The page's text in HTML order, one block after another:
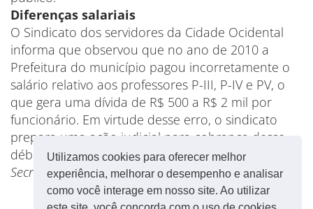
Utilizamos cookies para oferecer melhor
experiência, melhorar o desempenho e analisar
como você interage em nosso site. Ao utilizar
Diferenças salariais
O Sindicato dos servidores da Cidade Ocidental
informa que observou que no ano de 2010 a
Prefeitura do município pagou incorretamente o
salário relativo aos professores P-III, P-IV e PV, o
que gera uma dívida de R$ 500 a R$ 2 mil por
funcionário. Em virtude desse erro, o sindicato
prepara uma ação judicial para cobrança desse
débito.
Secretaria de Comunicação da CUT Brasília